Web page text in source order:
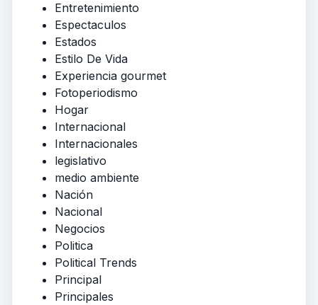
Entretenimiento
Espectaculos
Estados
Estilo De Vida
Experiencia gourmet
Fotoperiodismo
Hogar
Internacional
Internacionales
legislativo
medio ambiente
Nación
Nacional
Negocios
Politica
Political Trends
Principal
Principales